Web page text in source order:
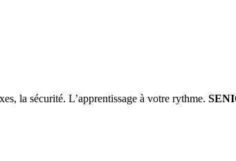
la sécurité. L’apprentissage à votre rythme.